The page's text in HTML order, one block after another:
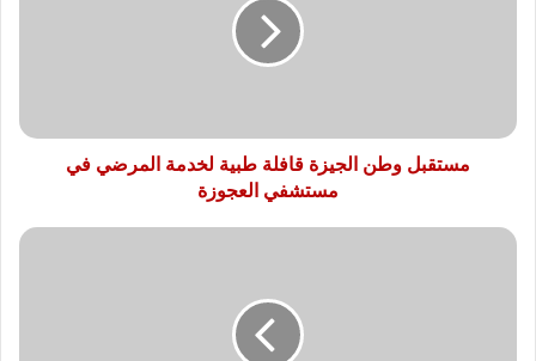
مستشفي
العجوزةمستقبل وطن الجيزة قافلة طبية لخدمة المرضي في
مستشفي العجوزة
استكمالا